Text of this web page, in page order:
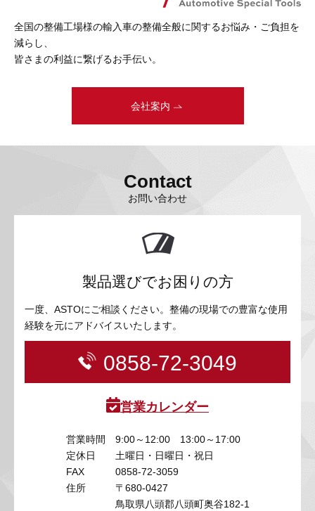
全国の整備工場様の輸入車の整備全般に関するお悩み・ ご負担を
減らし、
皆さまの利益に繋げるお手伝い。
会社案内
Contact
お問い合わせ
製品選びでお困りの方
一度、ASTOにご相談ください。整備の現場での豊富な使用
経験を元にアドバイスいたします。
0858-72-3049
営業カレンダー
営業時間
9:00～12:00 13:00～17:00
定休日
土曜日・日曜日・祝日
FAX
0858-72-3059
住所
〒680-0427
鳥取県八頭郡八頭町奥谷182-1